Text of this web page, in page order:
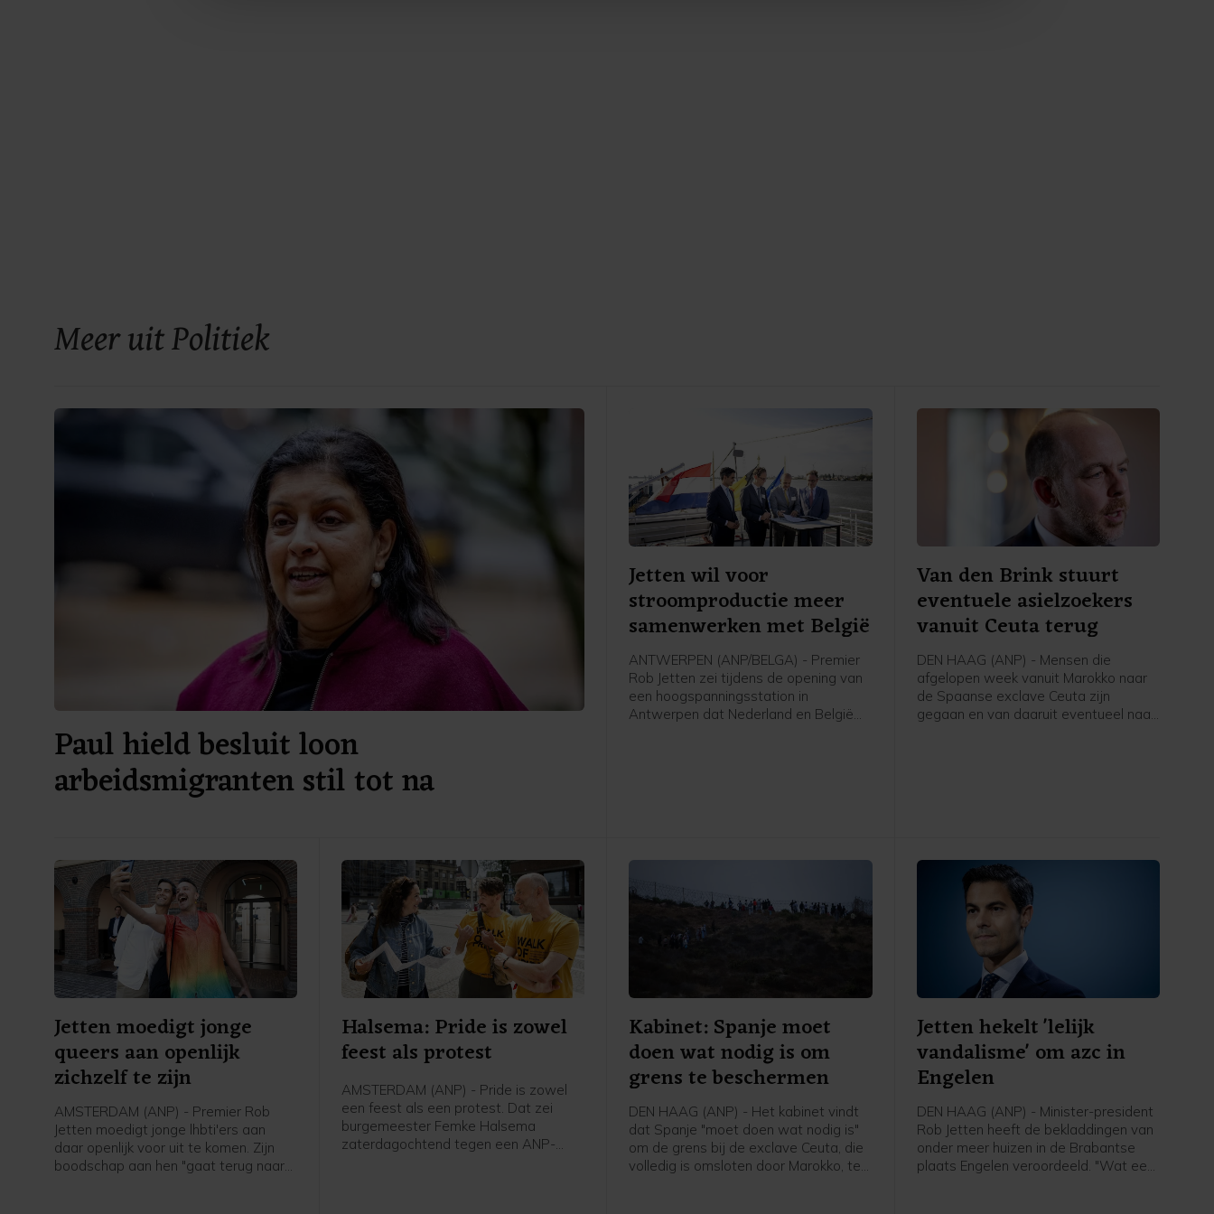
Meer uit Politiek
Paul hield besluit loon
arbeidsmigranten stil tot na
Jetten wil voor
stroomproductie meer
samenwerken met België
ANTWERPEN (ANP/BELGA) - Premier
Rob Jetten zei tijdens de opening van
een hoogspanningsstation in
Antwerpen dat Nederland en België
Van den Brink stuurt
eventuele asielzoekers
vanuit Ceuta terug
DEN HAAG (ANP) - Mensen die
afgelopen week vanuit Marokko naar
de Spaanse exclave Ceuta zijn
gegaan en van daaruit eventueel naar
ander land.
Jetten moedigt jonge
queers aan openlijk
zichzelf te zijn
AMSTERDAM (ANP) - Premier Rob
Jetten moedigt jonge lhbti'ers aan
daar openlijk voor uit te komen. Zijn
boodschap aan hen "gaat terug naar
Halsema: Pride is zowel
feest als protest
AMSTERDAM (ANP) - Pride is zowel
een feest als een protest. Dat zei
burgemeester Femke Halsema
zaterdagochtend tegen een ANP-
Kabinet: Spanje moet
doen wat nodig is om
grens te beschermen
DEN HAAG (ANP) - Het kabinet vindt
dat Spanje "moet doen wat nodig is"
om de grens bij de exclave Ceuta, die
volledig is omsloten door Marokko, te
Jetten hekelt 'lelijk
vandalisme' om azc in
Engelen
DEN HAAG (ANP) - Minister-president
Rob Jetten heeft de bekladdingen van
onder meer huizen in de Brabantse
plaats Engelen veroordeeld. "Wat een